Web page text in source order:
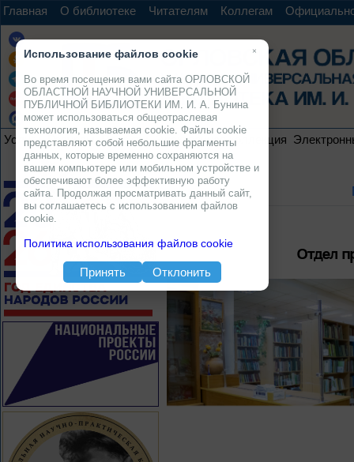
Главная О библиотеке Читателям Коллегам
Услуги Ресурсы Проекты Электронная коллекция
Отдел
×
Использование файлов cookie
Во время посещения вами сайта ОРЛОВСКОЙ
ОБЛАСТНОЙ НАУЧНОЙ УНИВЕРСАЛЬНОЙ
ПУБЛИЧНОЙ БИБЛИОТЕКИ ИМ. И. А. Бунина
может использоваться общеотраслевая
технология, называемая cookie. Файлы cookie
представляют собой небольшие фрагменты
данных, которые временно сохраняются на
вашем компьютере или мобильном устройстве и
обеспечивают более эффективную работу
сайта. Продолжая просматривать данный сайт,
вы соглашаетесь с использованием файлов
cookie.
Политика использования файлов cookie
Принять Отклонить